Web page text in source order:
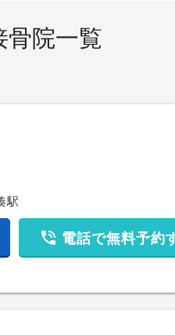
骨院一覧
駅
phone_in_talk 電話で無料予約